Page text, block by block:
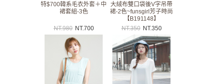
特$700韓系毛衣外套＋中
裙套組-3色
NT.980 NT.700
大絨布雙口袋後V字吊帶
裙-2色~funsgirl芳子時尚
【B191148】
NT.350 NT.350